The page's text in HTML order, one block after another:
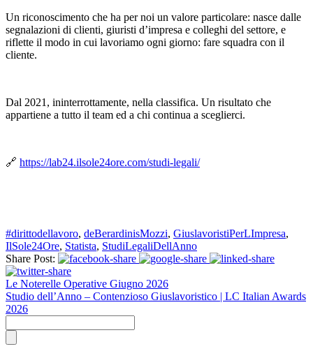
Un riconoscimento che ha per noi un valore particolare: nasce dalle
segnalazioni di clienti, giuristi d’impresa e colleghi del settore, e
riflette il modo in cui lavoriamo ogni giorno: fare squadra con il
cliente.
Dal 2021, ininterrottamente, nella classifica. Un risultato che
appartiene a tutto il team ed a chi continua a sceglierci.
🔗 https://lab24.ilsole24ore.com/studi-legali/
#dirittodellavoro, deBerardinisMozzi, GiuslavoristiPerLImpresa,
IlSole24Ore, Statista, StudiLegaliDellAnno
Share Post:
Le Noterelle Operative Giugno 2026
Studio dell’Anno – Contenzioso Giuslavoristico | LC Italian Awards
2026